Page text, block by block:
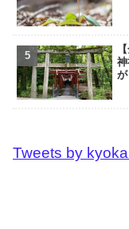
が
Tweets by